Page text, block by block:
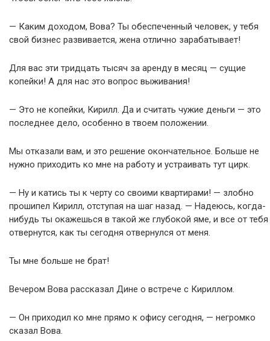
— Каким доходом, Вова? Ты обеспеченный человек, у тебя
свой бизнес развивается, жена отлично зарабатывает!
Для вас эти тридцать тысяч за аренду в месяц — сущие
копейки! А для нас это вопрос выживания!
— Это не копейки, Кирилл. Да и считать чужие деньги — это
последнее дело, особенно в твоем положении.
Мы отказали вам, и это решение окончательное. Больше не
нужно приходить ко мне на работу и устраивать тут цирк.
— Ну и катись ты к черту со своими квартирами! — злобно
прошипел Кирилл, отступая на шаг назад. — Надеюсь, когда-
нибудь ты окажешься в такой же глубокой яме, и все от тебя
отвернутся, как ты сегодня отвернулся от меня.
Ты мне больше не брат!
Вечером Вова рассказал Дине о встрече с Кириллом.
— Он приходил ко мне прямо к офису сегодня, — негромко
сказал Вова.